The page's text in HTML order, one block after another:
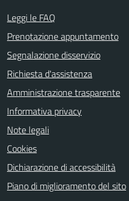
Leggi le FAQ
Prenotazione appuntamento
Segnalazione disservizio
Richiesta d'assistenza
Amministrazione trasparente
Informativa privacy
Note legali
Cookies
Dichiarazione di accessibilità
Piano di miglioramento del sito